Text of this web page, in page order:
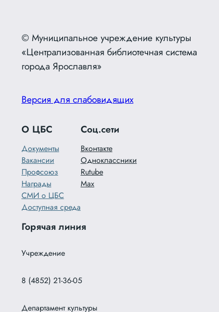
© Муниципальное учреждение культуры
«Централизованная библиотечная система
города Ярославля»
Версия для слабовидящих
О ЦБС
Документы
Вакансии
Профсоюз
Награды
СМИ о ЦБС
Доступная среда
Соц.сети
Вконтакте
Одноклассники
Rutube
Max
Горячая линия
Учреждение
8 (4852) 21-36-05
Департамент культуры